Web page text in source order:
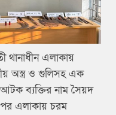
থানাধীন এলাকায়
অস্ত্র ও গুলিসহ এক
ব্যক্তির নাম সৈয়দ
পর এলাকায় চরম